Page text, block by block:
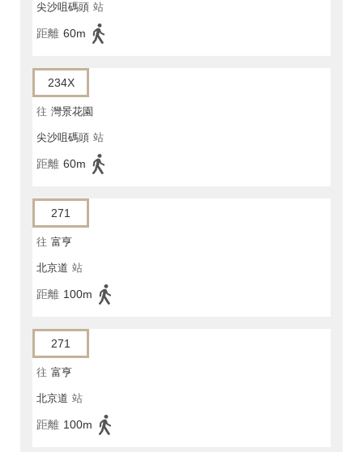
尖沙咀碼頭 站
距離 60m
234X
往 灣景花園
尖沙咀碼頭 站
距離 60m
271
往 富亨
北京道 站
距離 100m
271
往 富亨
北京道 站
距離 100m